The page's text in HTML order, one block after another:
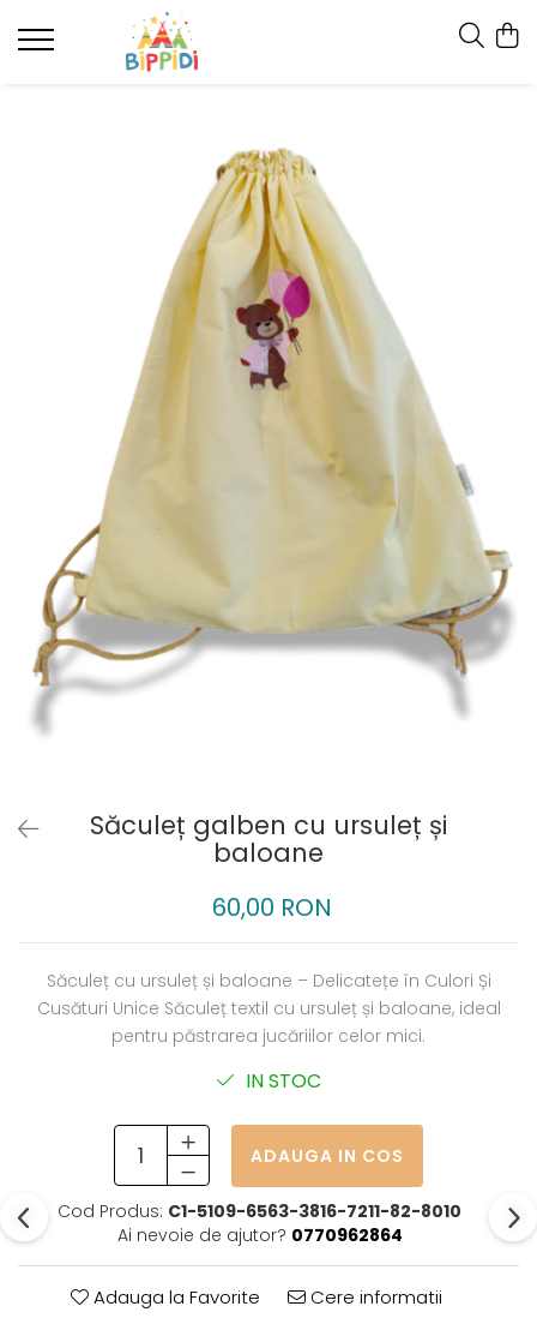
Săculeț galben cu ursuleț și
baloane
60,00 RON
Săculeț cu ursuleț și baloane – Delicatețe în Culori Și
Cusături Unice Săculeț textil cu ursuleț și baloane, ideal
pentru păstrarea jucăriilor celor mici.
IN STOC
ADAUGA IN COS
Cod Produs: C1-5109-6563-3816-7211-82-8010
Ai nevoie de ajutor? 0770962864
Adauga la Favorite Cere informatii